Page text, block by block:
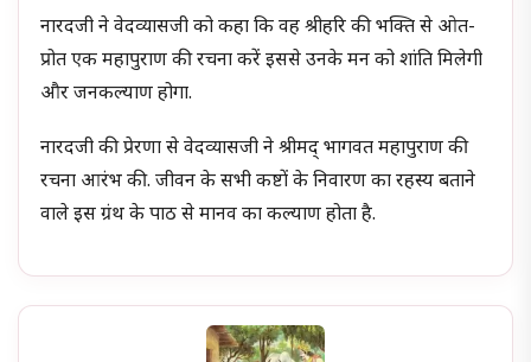
नारदजी ने वेदव्यासजी को कहा कि वह श्रीहरि की भक्ति से ओत-
प्रोत एक महापुराण की रचना करें इससे उनके मन को शांति मिलेगी
और जनकल्याण होगा.
नारदजी की प्रेरणा से वेदव्यासजी ने श्रीमद् भागवत महापुराण की
रचना आरंभ की. जीवन के सभी कष्टों के निवारण का रहस्य बताने
वाले इस ग्रंथ के पाठ से मानव का कल्याण होता है.